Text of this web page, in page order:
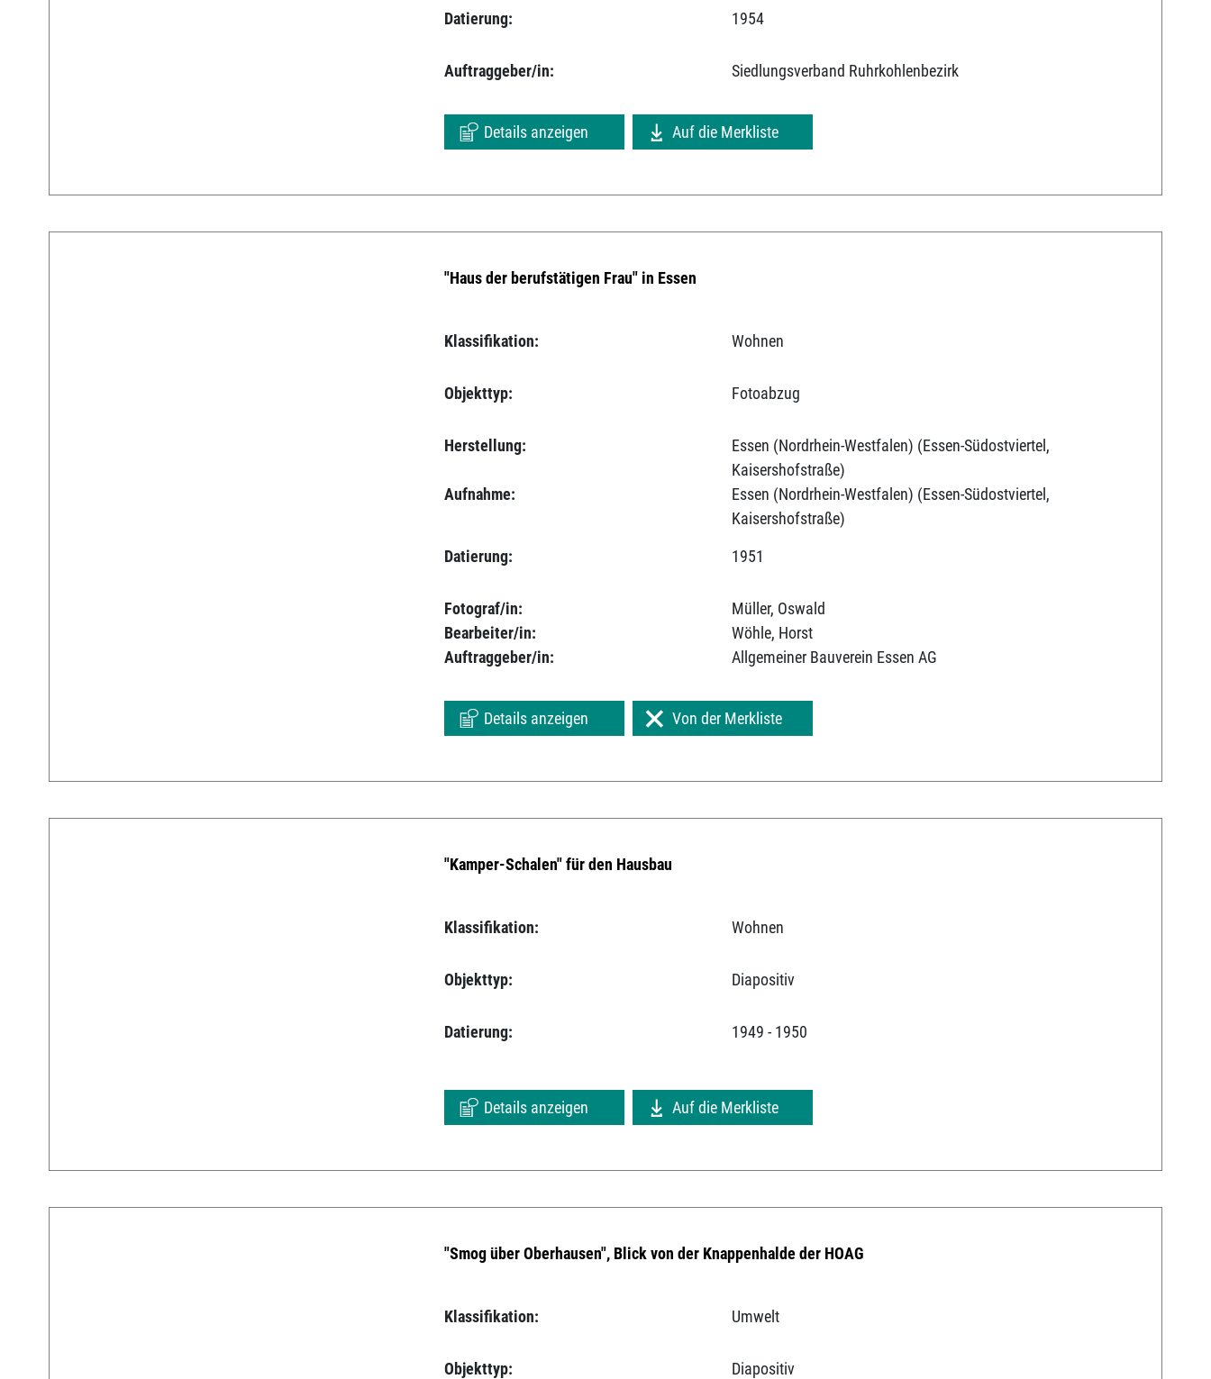
Datierung:
1954
Auftraggeber/in: Siedlungsverband Ruhrkohlenbezirk
Details anzeigen Auf die Merkliste
"Haus der berufstätigen Frau" in Essen
Klassifikation: Wohnen
Objekttyp: Fotoabzug
Herstellung:
Essen (Nordrhein-Westfalen) (Essen-Südostviertel,
Kaisershofstraße)
Aufnahme:
Essen (Nordrhein-Westfalen) (Essen-Südostviertel,
Kaisershofstraße)
Datierung:
1951
Fotograf/in:
Müller, Oswald
Bearbeiter/in:
Wöhle, Horst
Auftraggeber/in:
Allgemeiner Bauverein Essen AG
Details anzeigen Von der Merkliste
"Kamper-Schalen" für den Hausbau
Klassifikation: Wohnen
Objekttyp: Diapositiv
Datierung: 1949 - 1950
Details anzeigen Auf die Merkliste
"Smog über Oberhausen", Blick von der Knappenhalde der HOAG
Klassifikation: Umwelt
Objekttyp: Diapositiv